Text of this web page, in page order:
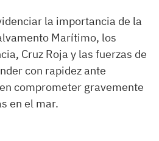
la importancia de la
Marítimo, los
Cruz Roja y las fuerzas de
con rapidez ante
comprometer gravemente
en el mar.